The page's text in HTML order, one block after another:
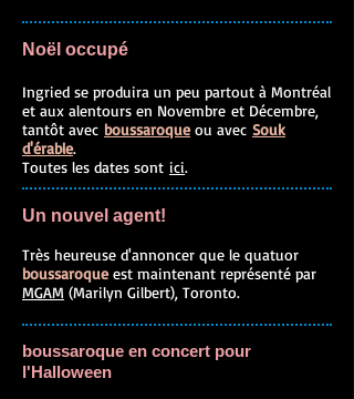
Noël occupé
Ingried se produira un peu partout à Montréal
et aux alentours en Novembre et Décembre,
tantôt avec boussaroqueou avec Souk
d'érable.
Toutes les dates sont ici.
Un nouvel agent!
Très heureuse d'annoncer que le quatuor
boussaroqueest maintenant représenté par
MGAM (Marilyn Gilbert), Toronto.
boussaroque en concert pour
l'Halloween